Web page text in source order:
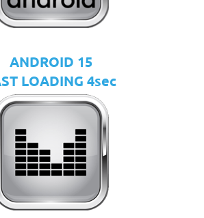
ANDROID 15
LOADING 4sec